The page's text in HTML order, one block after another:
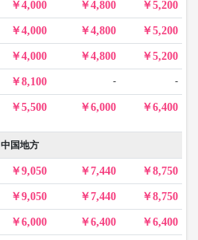
4,000 4,800 5,200
4,000 4,800 5,200
4,000 4,800 5,200
8,100 - -
5,500 6,000 6,400
中国地方
9,050 7,440 8,750
9,050 7,440 8,750
6,000 6,400 6,400